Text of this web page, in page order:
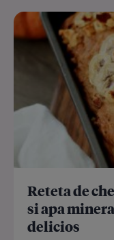
Reteta de
si apa
delicios